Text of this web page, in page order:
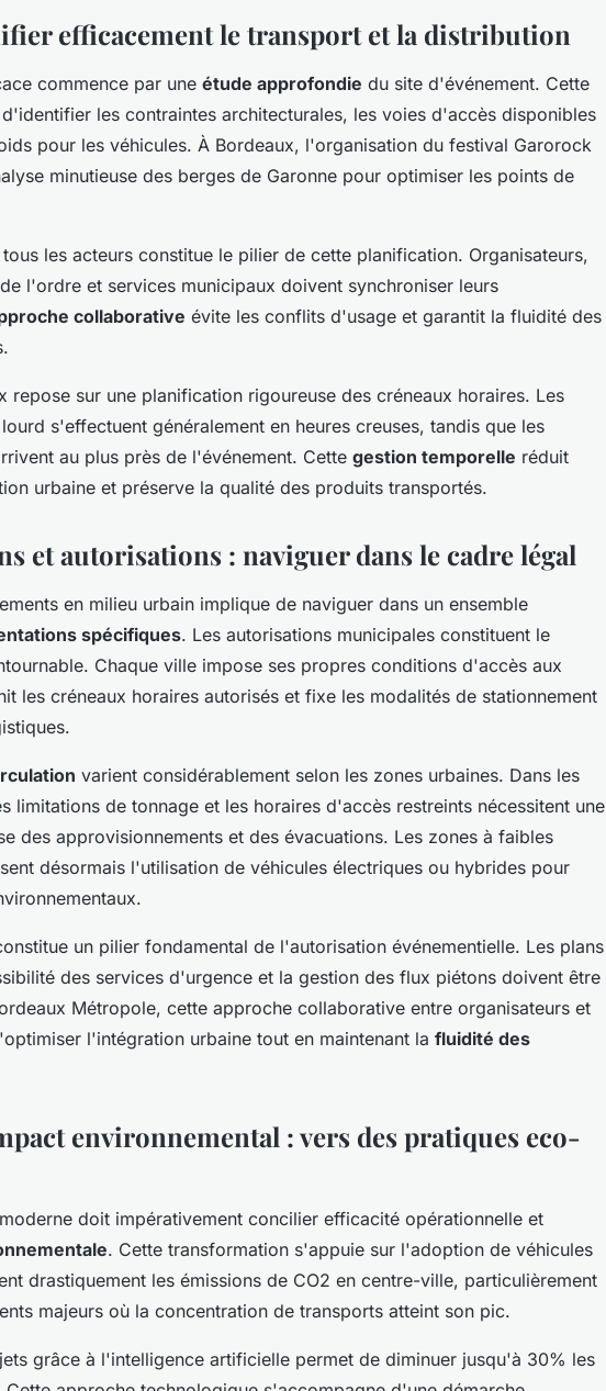
efficacement le transport et la distribution
commence par une étude approfondie du site d'événement. Cette
les contraintes architecturales, les voies d'accès disponibles
pour les véhicules. À Bordeaux, l'organisation du festival Garorock
minutieuse des berges de Garonne pour optimiser les points de
les acteurs constitue le pilier de cette planification. Organisateurs,
l'ordre et services municipaux doivent synchroniser leurs
collaborative évite les conflits d'usage et garantit la fluidité des
repose sur une planification rigoureuse des créneaux horaires. Les
s'effectuent généralement en heures creuses, tandis que les
au plus près de l'événement. Cette gestion temporelle réduit
urbaine et préserve la qualité des produits transportés.
et autorisations : naviguer dans le cadre légal
en milieu urbain implique de naviguer dans un ensemble
spécifiques. Les autorisations municipales constituent le
Chaque ville impose ses propres conditions d'accès aux
les créneaux horaires autorisés et fixe les modalités de stationnement
varient considérablement selon les zones urbaines. Dans les
limitations de tonnage et les horaires d'accès restreints nécessitent une
des approvisionnements et des évacuations. Les zones à faibles
désormais l'utilisation de véhicules électriques ou hybrides pour
un pilier fondamental de l'autorisation événementielle. Les plans
des services d'urgence et la gestion des flux piétons doivent être
Métropole, cette approche collaborative entre organisateurs et
l'intégration urbaine tout en maintenant la fluidité des
environnemental : vers des pratiques eco-
doit impérativement concilier efficacité opérationnelle et
. Cette transformation s'appuie sur l'adoption de véhicules
drastiquement les émissions de CO2 en centre-ville, particulièrement
majeurs où la concentration de transports atteint son pic.
grâce à l'intelligence artificielle permet de diminuer jusqu'à 30% les